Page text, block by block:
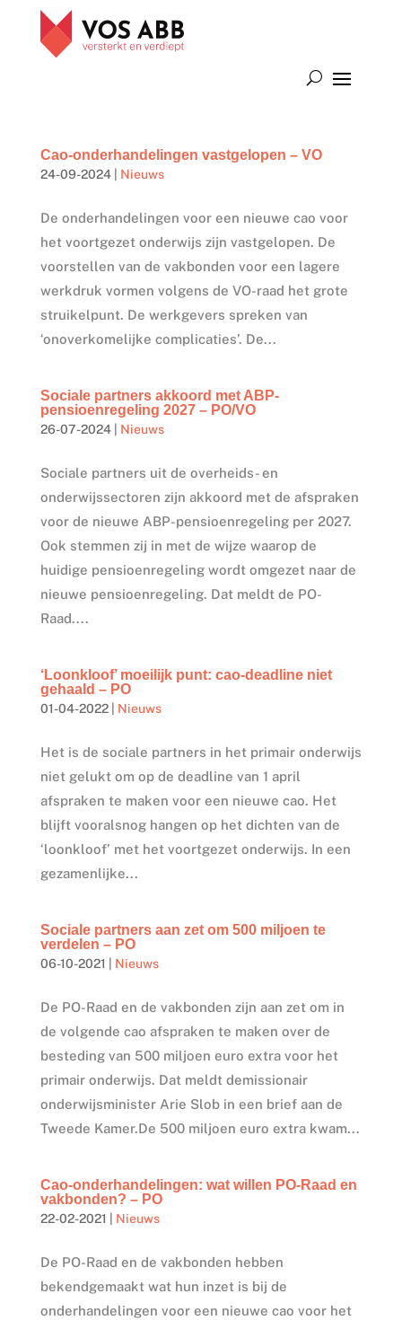
Cao-onderhandelingen vastgelopen – VO
24-09-2024| Nieuws
De onderhandelingen voor een nieuwe cao voor
het voortgezet onderwijs zijn vastgelopen. De
voorstellen van de vakbonden voor een lagere
werkdruk vormen volgens de VO-raad het grote
struikelpunt. De werkgevers spreken van
‘onoverkomelijke complicaties’. De...
Sociale partners akkoord met ABP-
pensioenregeling 2027 – PO/VO
26-07-2024| Nieuws
Sociale partners uit de overheids- en
onderwijssectoren zijn akkoord met de afspraken
voor de nieuwe ABP-pensioenregeling per 2027.
Ook stemmen zij in met de wijze waarop de
huidige pensioenregeling wordt omgezet naar de
nieuwe pensioenregeling. Dat meldt de PO-
Raad....
‘Loonkloof’ moeilijk punt: cao-deadline niet
gehaald – PO
01-04-2022| Nieuws
Het is de sociale partners in het primair onderwijs
niet gelukt om op de deadline van 1 april
afspraken te maken voor een nieuwe cao. Het
blijft vooralsnog hangen op het dichten van de
‘loonkloof’ met het voortgezet onderwijs. In een
gezamenlijke...
Sociale partners aan zet om 500 miljoen te
verdelen – PO
06-10-2021 Nieuws
De PO-Raad en de vakbonden zijn aan zet om in
de volgende cao afspraken te maken over de
besteding van 500 miljoen euro extra voor het
primair onderwijs. Dat meldt demissionair
onderwijsminister Arie Slob in een brief aan de
Tweede Kamer.De 500 miljoen euro extra kwam...
Cao-onderhandelingen: wat willen PO-Raad en
vakbonden? – PO
22-02-2021 Nieuws
De PO-Raad en de vakbonden hebben
bekendgemaakt wat hun inzet is bij de
onderhandelingen voor een nieuwe cao voor het